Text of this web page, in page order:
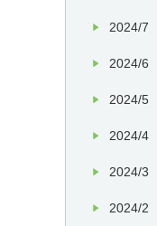
2024/7
2024/6
2024/5
2024/4
2024/3
2024/2